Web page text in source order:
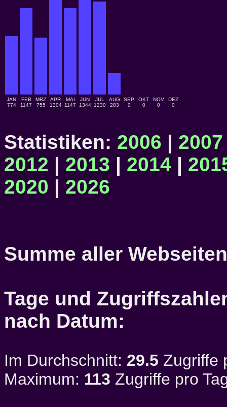
JAN
774
FEB
1147
MRZ
755
APR
1304
MAI
1147
JUN
1344
JUL
1230
AUG
283
SEP
0
OKT
0
NOV
0
DEZ
0
Statistiken: 2006 | 2007
2012 | 2013 | 2014 |
2020 | 2026
Summe aller
Tage und
nach Datum:
Im Durchschnitt: 29.5 Zugriffe
Maximum: 113 Zugriffe pro